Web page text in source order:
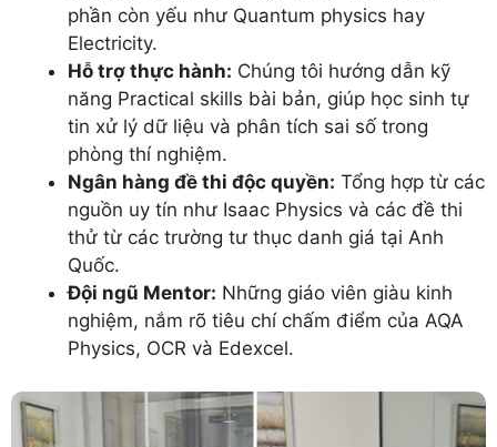
phần còn yếu như Quantum physics hay
Electricity.
Hỗ trợ thực hành: Chúng tôi hướng dẫn kỹ
năng Practical skills bài bản, giúp học sinh tự
tin xử lý dữ liệu và phân tích sai số trong
phòng thí nghiệm.
Ngân hàng đề thi độc quyền: Tổng hợp từ các
nguồn uy tín như Isaac Physics và các đề thi
thử từ các trường tư thục danh giá tại Anh
Quốc.
Đội ngũ Mentor: Những giáo viên giàu kinh
nghiệm, nắm rõ tiêu chí chấm điểm của AQA
Physics, OCR và Edexcel.